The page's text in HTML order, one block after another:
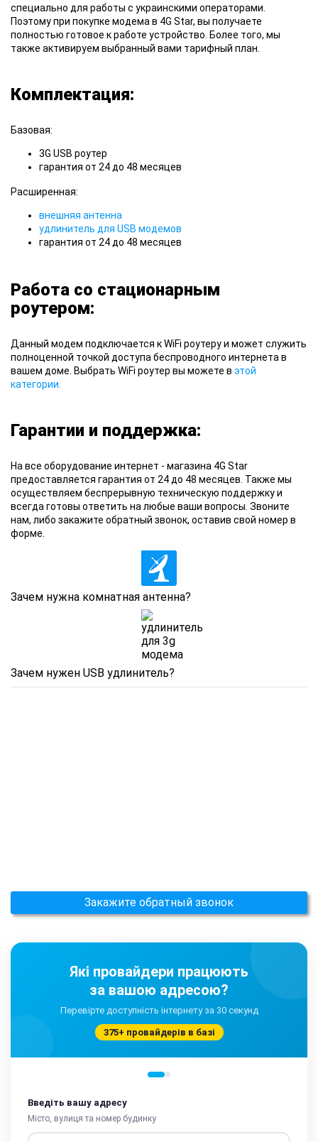
специально для работы с украинскими операторами.
Поэтому при покупке модема в 4G Star, вы получаете
полностью готовое к работе устройство. Более того, мы
также активируем выбранный вами тарифный план.
Комплектация:
Базовая:
3G USB роутер
гарантия от 24 до 48 месяцев
Расширенная:
внешняя антенна
удлинитель для USB модемов
гарантия от 24 до 48 месяцев
Работа со стационарным
роутером:
Данный модем подключается к WiFi роутеру и может служить
полноценной точкой доступа беспроводного интернета в
вашем доме. Выбрать WiFi роутер вы можете в этой
категории.
Гарантии и поддержка:
На все оборудование интернет - магазина 4G Star
предоставляется гарантия от 24 до 48 месяцев. Также мы
осуществляем беспрерывную техническую поддержку и
всегда готовы ответить на любые ваши вопросы. Звоните
нам, либо закажите обратный звонок, оставив свой номер в
форме.
Зачем нужна комнатная антенна?
Зачем нужен USB удлинитель?
Закажите обратный звонок
Які провайдери працюють
за вашою адресою?
Перевірте доступність інтернету за 30 секунд
375+ провайдерів в базі
Введіть вашу адресу
Місто, вулиця та номер будинку